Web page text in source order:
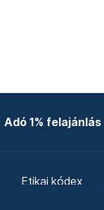
Adó 1% felajánlás
Etikai kódex